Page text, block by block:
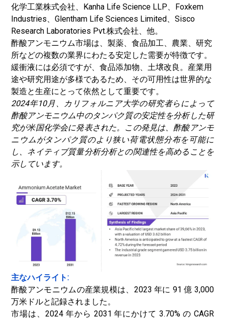
化学工業株式会社、Kanha Life Science LLP、Foxkem
Industries、Glentham Life Sciences Limited、Sisco
Research Laboratories Pvt.株式会社、他。
酢酸アンモニウム市場は、製薬、食品加工、農業、研究
所などの複数の業界にわたる安定した需要が特徴です。
緩衝液には必須ですが、 食品添加物、土壌改良。産業用
途や研究用途が多様であるため、その可用性は世界的な
製造と生産にとって依然として重要です。
2024年10月、カリフォルニア大学の研究者らによって
酢酸アンモニウム中のタンパク質の安定性を分析した研
究が米国化学会に発表された。この発見は、酢酸アンモ
ニウムがタンパク質のより狭い荷電状態分布を可能に
し、ネイティブ質量分析分析との関連性を高めることを
示しています。
主なハイライト:
酢酸アンモニウムの産業規模は、2023 年に 91 億 3,000
万米ドルと記録されました。
市場は、2024 年から 2031 年にかけて 3.70% の CAGR